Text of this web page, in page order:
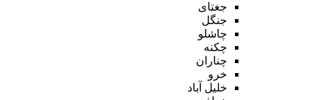
جغتای
جنگل
چاشلو
چکنه
چناران
خرو
خلیل آباد